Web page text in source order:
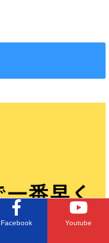
Facebook Youtube